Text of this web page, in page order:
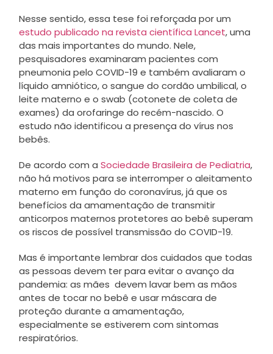
Nesse sentido, essa tese foi reforçada por um
estudo publicado na revista científica Lancet, uma
das mais importantes do mundo. Nele,
pesquisadores examinaram pacientes com
pneumonia pelo COVID-19 e também avaliaram o
líquido amniótico, o sangue do cordão umbilical, o
leite materno e o swab (cotonete de coleta de
exames) da orofaringe do recém-nascido. O
estudo não identificou a presença do vírus nos
bebês.
De acordo com a Sociedade Brasileira de Pediatria,
não há motivos para se interromper o aleitamento
materno em função do coronavírus, já que os
benefícios da amamentação de transmitir
anticorpos maternos protetores ao bebê superam
os riscos de possível transmissão do COVID-19.
Mas é importante lembrar dos cuidados que todas
as pessoas devem ter para evitar o avanço da
pandemia: as mães devem lavar bem as mãos
antes de tocar no bebê e usar máscara de
proteção durante a amamentação,
especialmente se estiverem com sintomas
respiratórios.